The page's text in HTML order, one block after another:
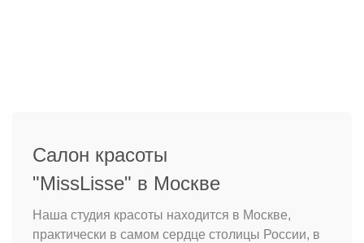
Салон красоты
"MissLisse" в Москве
Наша студия красоты находится в Москве,
практически в самом сердце столицы России, в